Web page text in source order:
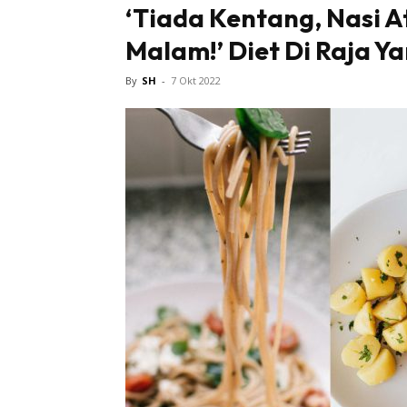
‘Tiada Kentang, Nasi
Malam!’ Diet Di Raja
By SH - 7 Okt 2022